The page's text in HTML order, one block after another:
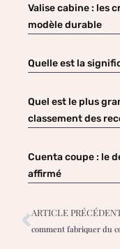
Valise cabine : les
modèle durable
Quelle est la
Quel est le plus
classement des
Cuenta coupe : le
affirmé
ARTICLE